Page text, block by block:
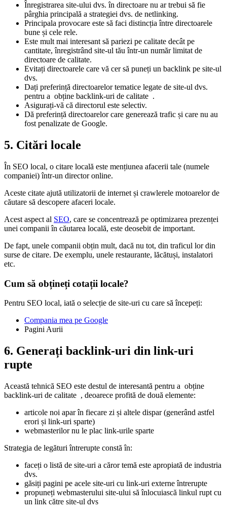
Înregistrarea site-ului dvs. în directoare nu ar trebui să fie
pârghia principală a strategiei dvs. de netlinking.
Principala provocare este să faci distincția între directoarele
bune și cele rele.
Este mult mai interesant să pariezi pe calitate decât pe
cantitate, înregistrând site-ul tău într-un număr limitat de
directoare de calitate.
Evitați directoarele care vă cer să puneți un backlink pe site-ul
dvs.
Dați preferință directoarelor tematice legate de site-ul dvs.
pentru a obține backlink-uri de calitate .
Asigurați-vă că directorul este selectiv.
Dă preferință directoarelor care generează trafic și care nu au
fost penalizate de Google.
5. Citări locale
În SEO local, o citare locală este mențiunea afacerii tale (numele
companiei) într-un director online.
Aceste citate ajută utilizatorii de internet și crawlerele motoarelor de
căutare să descopere afaceri locale.
Acest aspect al SEO, care se concentrează pe optimizarea prezenței
unei companii în căutarea locală, este deosebit de important.
De fapt, unele companii obțin mult, dacă nu tot, din traficul lor din
surse de citare. De exemplu, unele restaurante, lăcătuși, instalatori
etc.
Cum să obțineți cotații locale?
Pentru SEO local, iată o selecție de site-uri cu care să începeți:
Compania mea pe Google
Pagini Aurii
6. Generați backlink-uri din link-uri
rupte
Această tehnică SEO este destul de interesantă pentru a obține
backlink-uri de calitate , deoarece profită de două elemente:
articole noi apar în fiecare zi și altele dispar (generând astfel
erori și link-uri sparte)
webmasterilor nu le plac link-urile sparte
Strategia de legături întrerupte constă în:
faceți o listă de site-uri a căror temă este apropiată de industria
dvs.
găsiți pagini pe acele site-uri cu link-uri externe întrerupte
propuneți webmasterului site-ului să înlocuiască linkul rupt cu
un link către site-ul dvs